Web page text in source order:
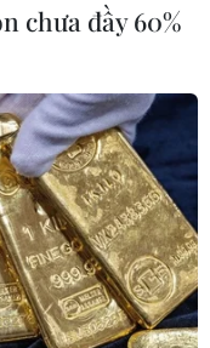
bão
#lũ lụt
chưa đầy 60%